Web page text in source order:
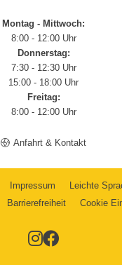
Montag - Mittwoch:
8:00 - 12:00 Uhr
Donnerstag:
7:30 - 12:30 Uhr
15:00 - 18:00 Uhr
Freitag:
8:00 - 12:00 Uhr
Anfahrt & Kontakt
Impressum
Leichte
Barrierefreiheit Cookie